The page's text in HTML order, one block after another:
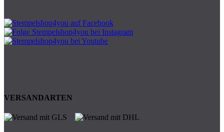
VERSANDARTEN